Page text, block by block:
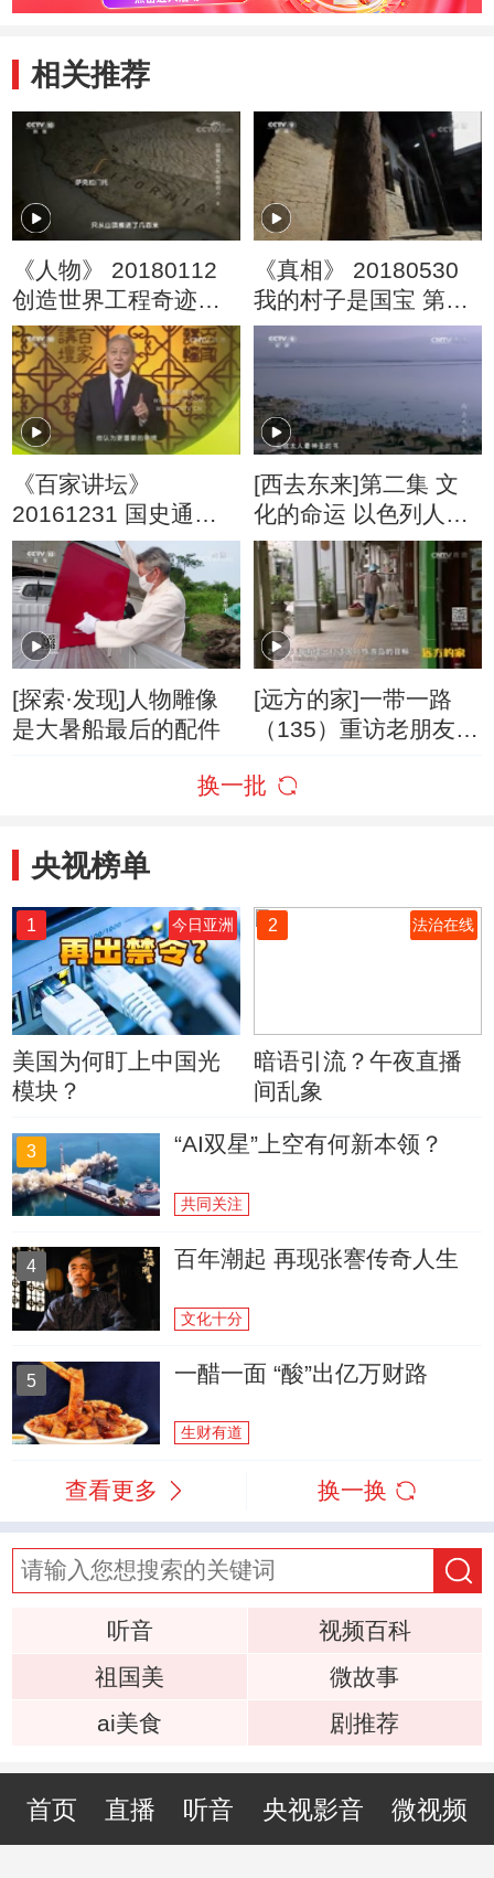
相关推荐
《人物》 20180112
创造世界工程奇迹的
人（八）
《真相》 20180530
我的村子是国宝 第三
集
《百家讲坛》
20161231 国史通鉴·
两晋南北朝篇（10）
北府传承
[西去东来]第二集 文
化的命运 以色列人复
活了沉寂千年的希伯
来语
[探索·发现]人物雕像
是大暑船最后的配件
[远方的家]一带一路
（135）重访老朋友友
换一批
央视榜单
1 今日亚洲
美国为何盯上中国光
模块？
2 法治在线
暗语引流？午夜直播
间乱象
3 “AI双星”上空有何新本领？
共同关注
4 百年潮起 再现张謇传奇人生
文化十分
5 一醋一面 “酸”出亿万财路
生财有道
查看更多 换一换
听音
视频百科
祖国美
微故事
ai美食
剧推荐
首页 直播 听音 央视影音 微视频